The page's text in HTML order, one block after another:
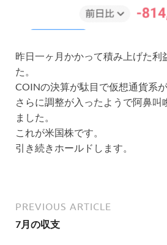
昨日一ヶ月かかって積み上げた利
た。
COINの決算が駄目で仮想通貨系が
さらに調整が入ったようで阿鼻叫
ました。
これが米国株です。
引き続きホールドします。
PREVIOUS ARTICLE
7月の収支